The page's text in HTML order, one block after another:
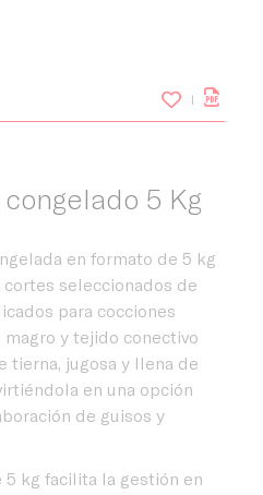
5 Kg
en formato de 5 kg
seleccionados de
para cocciones
y tejido conectivo
tierna, jugosa y llena de
en una opción
de guisos y
kg facilita la gestión en